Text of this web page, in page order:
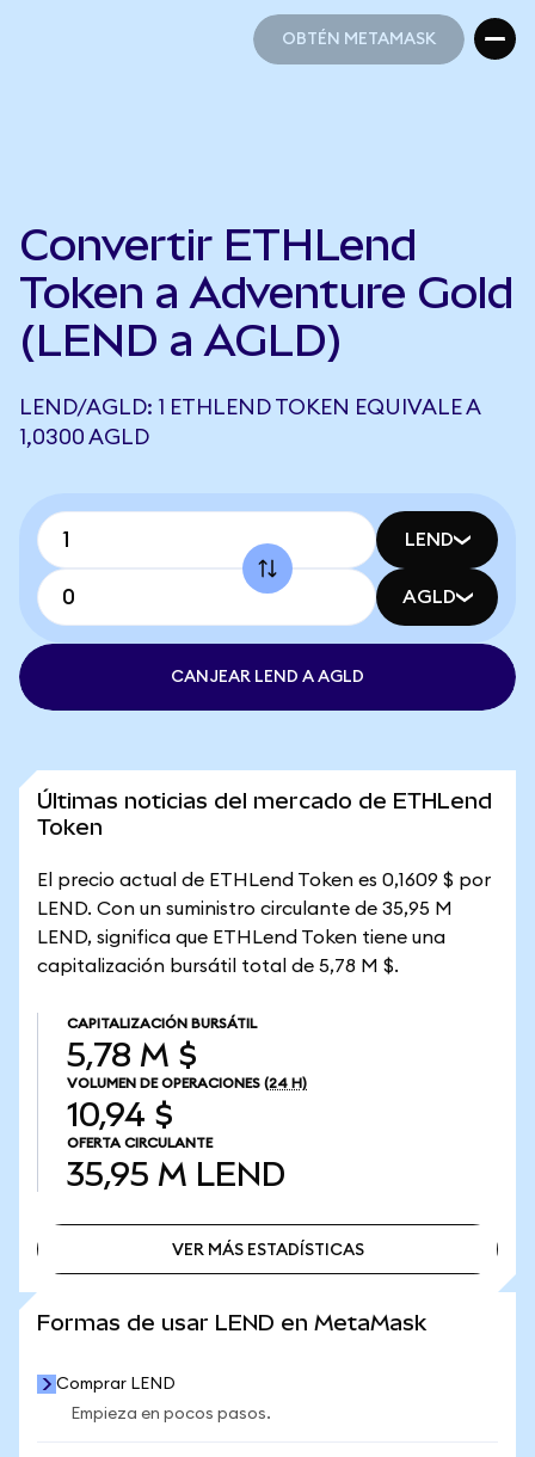
OBTÉN METAMASK
Convertir ETHLend
Token a Adventure Gold
(LEND a AGLD)
LEND/AGLD: 1 ETHLEND TOKEN EQUIVALE A
1,0300 AGLD
LEND
AGLD
CANJEAR LEND A AGLD
Últimas noticias del mercado de ETHLend
Token
El precio actual de ETHLend Token es 0,1609 $ por
LEND. Con un suministro circulante de 35,95 M
LEND, significa que ETHLend Token tiene una
capitalización bursátil total de 5,78 M $.
CAPITALIZACIÓN BURSÁTIL
5,78 M $
VOLUMEN DE OPERACIONES (24 H)
10,94 $
OFERTA CIRCULANTE
35,95 M LEND
VER MÁS ESTADÍSTICAS
Formas de usar LEND en MetaMask
Comprar LEND
Empieza en pocos pasos.